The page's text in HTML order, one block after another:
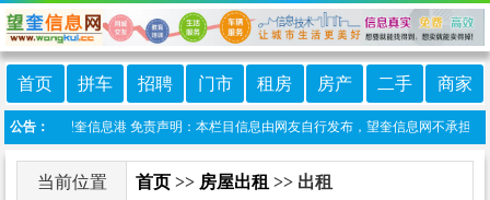
首页 拼车 招聘 门市 租房 房产 二手 商家
公告：
小程序:望奎信息港 免责声明：本栏目信息由网友自行发布，望奎信息网不承担任
当前位置 首页 >> 房屋出租 >> 出租